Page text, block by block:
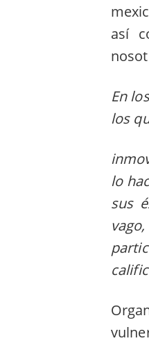
así
En
los
lo
sus